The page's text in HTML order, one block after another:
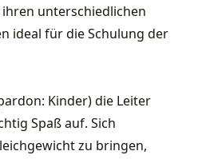
unterschiedlichen
ideal für die Schulung der
Kinder) die Leiter
Spaß auf. Sich
zu bringen,